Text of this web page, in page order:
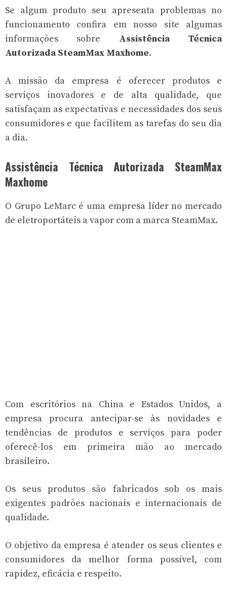
Se algum produto seu apresenta problemas no
funcionamento confira em nosso site algumas
informações sobre Assistência Técnica
Autorizada SteamMax Maxhome.
A missão da empresa é oferecer produtos e
serviços inovadores e de alta qualidade, que
satisfaçam as expectativas e necessidades dos seus
consumidores e que facilitem as tarefas do seu dia
a dia.
Assistência Técnica Autorizada SteamMax
Maxhome
O Grupo LeMarc é uma empresa líder no mercado
de eletroportáteis a vapor com a marca SteamMax.
Com escritórios na China e Estados Unidos, a
empresa procura antecipar-se às novidades e
tendências de produtos e serviços para poder
oferecê-los em primeira mão ao mercado
brasileiro.
Os seus produtos são fabricados sob os mais
exigentes padrões nacionais e internacionais de
qualidade.
O objetivo da empresa é atender os seus clientes e
consumidores da melhor forma possível, com
rapidez, eficácia e respeito.